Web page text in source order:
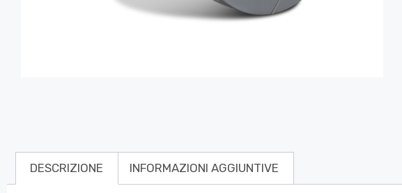
DESCRIZIONE INFORMAZIONI AGGIUNTIVE